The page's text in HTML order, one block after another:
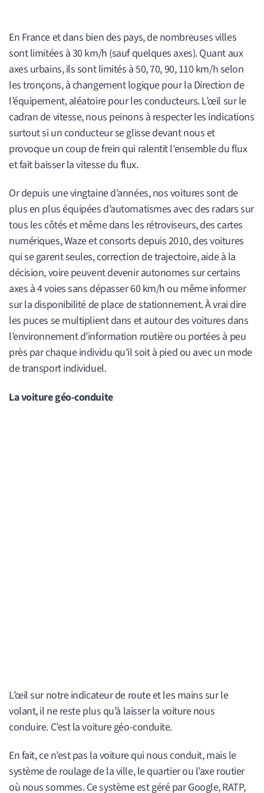
En France et dans bien des pays, de nombreuses villes
sont limitées à 30 km/h (sauf quelques axes). Quant aux
axes urbains, ils sont limités à 50, 70, 90, 110 km/h selon
les tronçons, à changement logique pour la Direction de
l’équipement, aléatoire pour les conducteurs. L’œil sur le
cadran de vitesse, nous peinons à respecter les indications
surtout si un conducteur se glisse devant nous et
provoque un coup de frein qui ralentit l’ensemble du flux
et fait baisser la vitesse du flux.
Or depuis une vingtaine d’années, nos voitures sont de
plus en plus équipées d’automatismes avec des radars sur
tous les côtés et même dans les rétroviseurs, des cartes
numériques, Waze et consorts depuis 2010, des voitures
qui se garent seules, correction de trajectoire, aide à la
décision, voire peuvent devenir autonomes sur certains
axes à 4 voies sans dépasser 60 km/h ou même informer
sur la disponibilité de place de stationnement. À vrai dire
les puces se multiplient dans et autour des voitures dans
l’environnement d’information routière ou portées à peu
près par chaque individu qu’il soit à pied ou avec un mode
de transport individuel.
La voiture géo-conduite
L’œil sur notre indicateur de route et les mains sur le
volant, il ne reste plus qu’à laisser la voiture nous
conduire. C’est la voiture géo-conduite.
En fait, ce n’est pas la voiture qui nous conduit, mais le
système de roulage de la ville, le quartier ou l’axe routier
où nous sommes. Ce système est géré par Google, RATP,